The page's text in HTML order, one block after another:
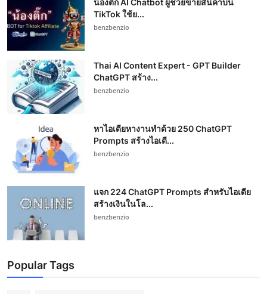
น้องติ๊ก AI Chatbot ผู้ช่วยขายสินค้าบน
TikTok ใช้ย...
benzbenzio
Thai AI Content Expert - GPT Builder
ChatGPT สร้าง...
benzbenzio
หาไอเดียหางานทำด้วย 250 ChatGPT
Prompts สร้างไอเดี...
benzbenzio
แจก 224 ChatGPT Prompts สำหรับไอเดีย
สร้างเงินในโล...
benzbenzio
Popular Tags